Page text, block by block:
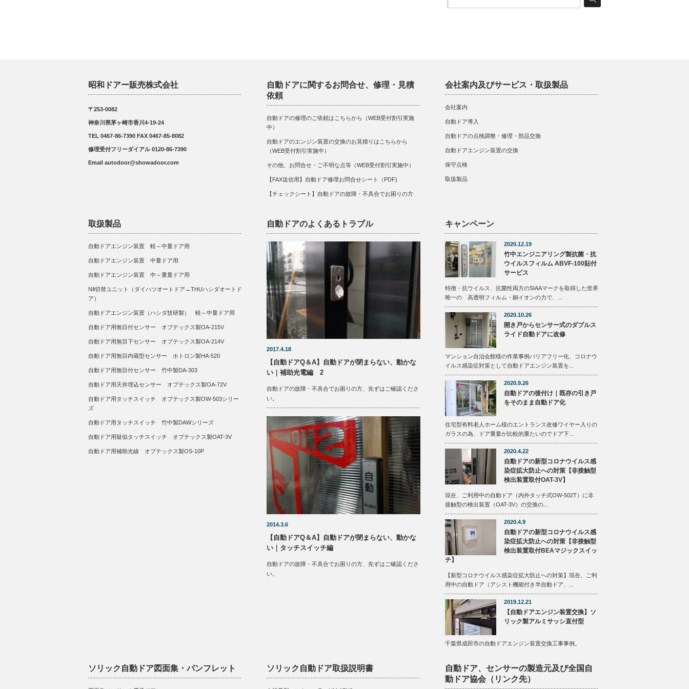
昭和ドアー販売株式会社
〒253-0082
神奈川県茅ヶ崎市香川4-19-24
TEL 0467-86-7390 FAX 0467-85-8082
修理受付フリーダイアル 0120-86-7390
Email autodoor@showadoor.com
自動ドアに関するお問合せ、修理・見積
依頼
自動ドアの修理のご依頼はこちらから（WEB受付割引実施
中）
自動ドアのエンジン装置の交換のお見積りはこちらから
（WEB受付割引実施中）
その他、お問合せ・ご不明な点等（WEB受付割引実施中）
【FAX送信用】自動ドア修理お問合せシート（PDF)
【チェックシート】自動ドアの故障・不具合でお困りの方
会社案内及びサービス・取扱製品
会社案内
自動ドア導入
自動ドアの点検調整・修理・部品交換
自動ドアエンジン装置の交換
保守点検
取扱製品
取扱製品
自動ドアエンジン装置 軽～中量ドア用
自動ドアエンジン装置 中量ドア用
自動ドアエンジン装置 中～重量ドア用
NⅡ切替ユニット（ダイハツオートドア→THUハシダオートド
ア）
自動ドアエンジン装置（ハシダ技研製） 軽～中量ドア用
自動ドア用無目付センサー オプテックス製OA-215V
自動ドア用無目下センサー オプテックス製OA-214V
自動ドア用無目内蔵型センサー ホトロン製HA-520
自動ドア用無目付センサー 竹中製DA-303
自動ドア用天井埋込センサー オプテックス製OA-72V
自動ドア用タッチスイッチ オプテックス製OW-503シリー
ズ
自動ドア用タッチスイッチ 竹中製DAWシリーズ
自動ドア用疑似タッチスイッチ オプテックス製OAT-3V
自動ドア用補助光線 オプテックス製OS-10P
自動ドアのよくあるトラブル
2017.4.18
【自動ドアQ＆A】自動ドアが閉まらない、動かな
い｜補助光電編 2
自動ドアの故障・不具合でお困りの方、先ずはご確認くださ
い。
2014.3.6
【自動ドアQ＆A】自動ドアが閉まらない、動かな
い｜タッチスイッチ編
自動ドアの故障・不具合でお困りの方、先ずはご確認くださ
い。
キャンペーン
2020.12.19
竹中エンジニアリング製抗菌・抗
ウイルスフィルム ABVF-100貼付
サービス
特徴・抗ウイルス、抗菌性両方のSIAAマークを取得した世界
唯一の 高透明フィルム・銅イオンの力で、...
2020.10.26
開き戸からセンサー式のダブルス
ライド自動ドアに改修
マンション自治会館様の作業事例バリアフリー化、コロナウ
イルス感染症対策として自動ドアエンジン装置を...
2020.9.26
自動ドアの後付け｜既存の引き戸
をそのまま自動ドア化
住宅型有料老人ホーム様のエントランス改修ワイヤー入りの
ガラスの為、ドア重量が比較的重たいのでドア下...
2020.4.22
自動ドアの新型コロナウイルス感
染症拡大防止への対策【非接触型
検出装置取付OAT-3V】
現在、ご利用中の自動ドア（内外タッチ式OW-502T）に非
接触型の検出装置（OAT-3V）の交換の...
2020.4.9
自動ドアの新型コロナウイルス感
染症拡大防止への対策【非接触型
検出装置取付BEAマジックスイッ
チ】
【新型コロナウイルス感染症拡大防止への対策】現在、ご利
用中の自動ドア（アシスト機能付き半自動ドア、...
2019.12.21
【自動ドアエンジン装置交換】ソ
リック製アルミサッシ直付型
千葉県成田市の自動ドアエンジン装置交換工事事例。
ソリック自動ドア図面集・パンフレット ソリック自動ドア取扱説明書
自動ドア、センサーの製造元及び全国自
動ドア協会（リンク先）